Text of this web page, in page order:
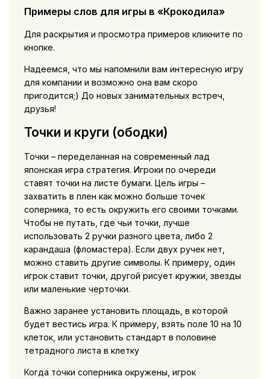
Примеры слов для игры в «Крокодила»
Для раскрытия и просмотра примеров кликните по
кнопке.
Надеемся, что мы напомнили вам интересную игру
для компании и возможно она вам скоро
пригодится;) До новых занимательных встреч,
друзья!
Точки и круги (ободки)
Точки – переделанная на современный лад
японская игра стратегия. Игроки по очереди
ставят точки на листе бумаги. Цель игры –
захватить в плен как можно больше точек
соперника, то есть окружить его своими точками.
Чтобы не путать, где чьи точки, лучше
использовать 2 ручки разного цвета, либо 2
карандаша (фломастера). Если двух ручек нет,
можно ставить другие символы. К примеру, один
игрок ставит точки, другой рисует кружки, звезды
или маленькие черточки.
Важно заранее установить площадь, в которой
будет вестись игра. К примеру, взять поле 10 на 10
клеток, или установить стандарт в половине
тетрадного листа в клетку
Когда точки соперника окружены, игрок